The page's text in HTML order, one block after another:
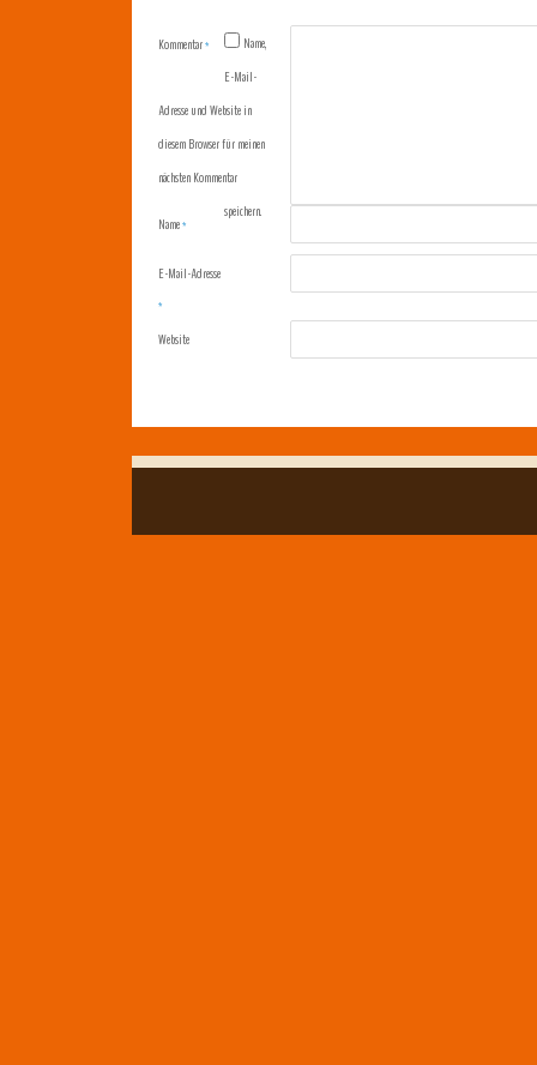
Kommentar*
Name*
E-Mail-Adresse
*
Website
Name,
E-Mail-
Adresse und Website in
diesem Browser für meinen
nächsten Kommentar
speichern.